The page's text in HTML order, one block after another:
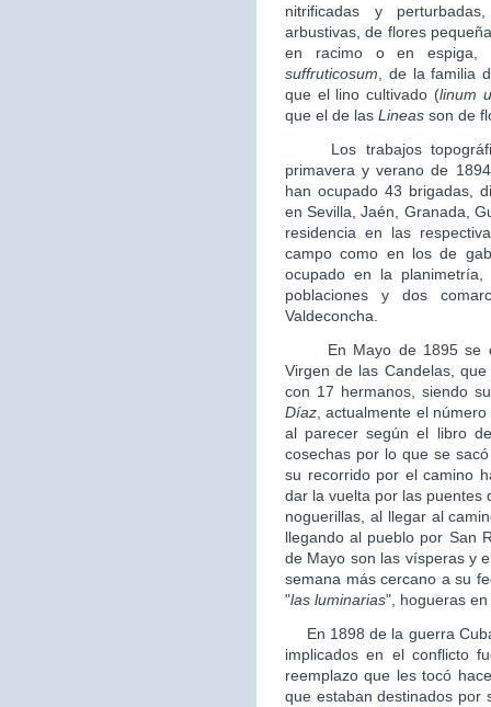
nitrificadas y
arbustivas, de flores
en racimo o en
suffruticosum , de la familia
que el lino cultivado (linum
que el de las Lineas son de
Los trabajos
primavera y verano de
han ocupado 43 brigadas,
en Sevilla, Jaén, Granada,
residencia en las
campo como en los de
ocupado en la
poblaciones y dos
Valdeconcha.
En Mayo de 1895 se
Virgen de las Candelas,
con 17 hermanos, siendo
Díaz , actualmente el
al parecer según el libro
cosechas por lo que se
su recorrido por el camino
dar la vuelta por las puentes
noguerillas, al llegar al
llegando al pueblo por San
de Mayo son las vísperas y
semana más cercano a su
"las luminarias", hogueras
En 1898 de la guerra
implicados en el conflicto
reemplazo que les tocó
que estaban destinados por